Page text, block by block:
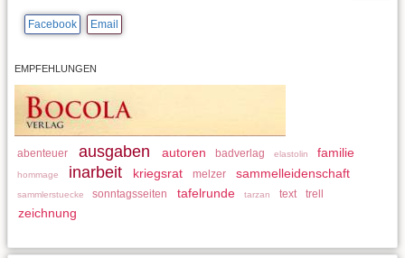
Facebook Email
EMPFEHLUNGEN
abenteuer ausgaben autoren badverlag elastolin familie
hommage inarbeit kriegsrat melzer sammelleidenschaft
sammlerstuecke sonntagsseiten tafelrunde tarzan text trell
zeichnung